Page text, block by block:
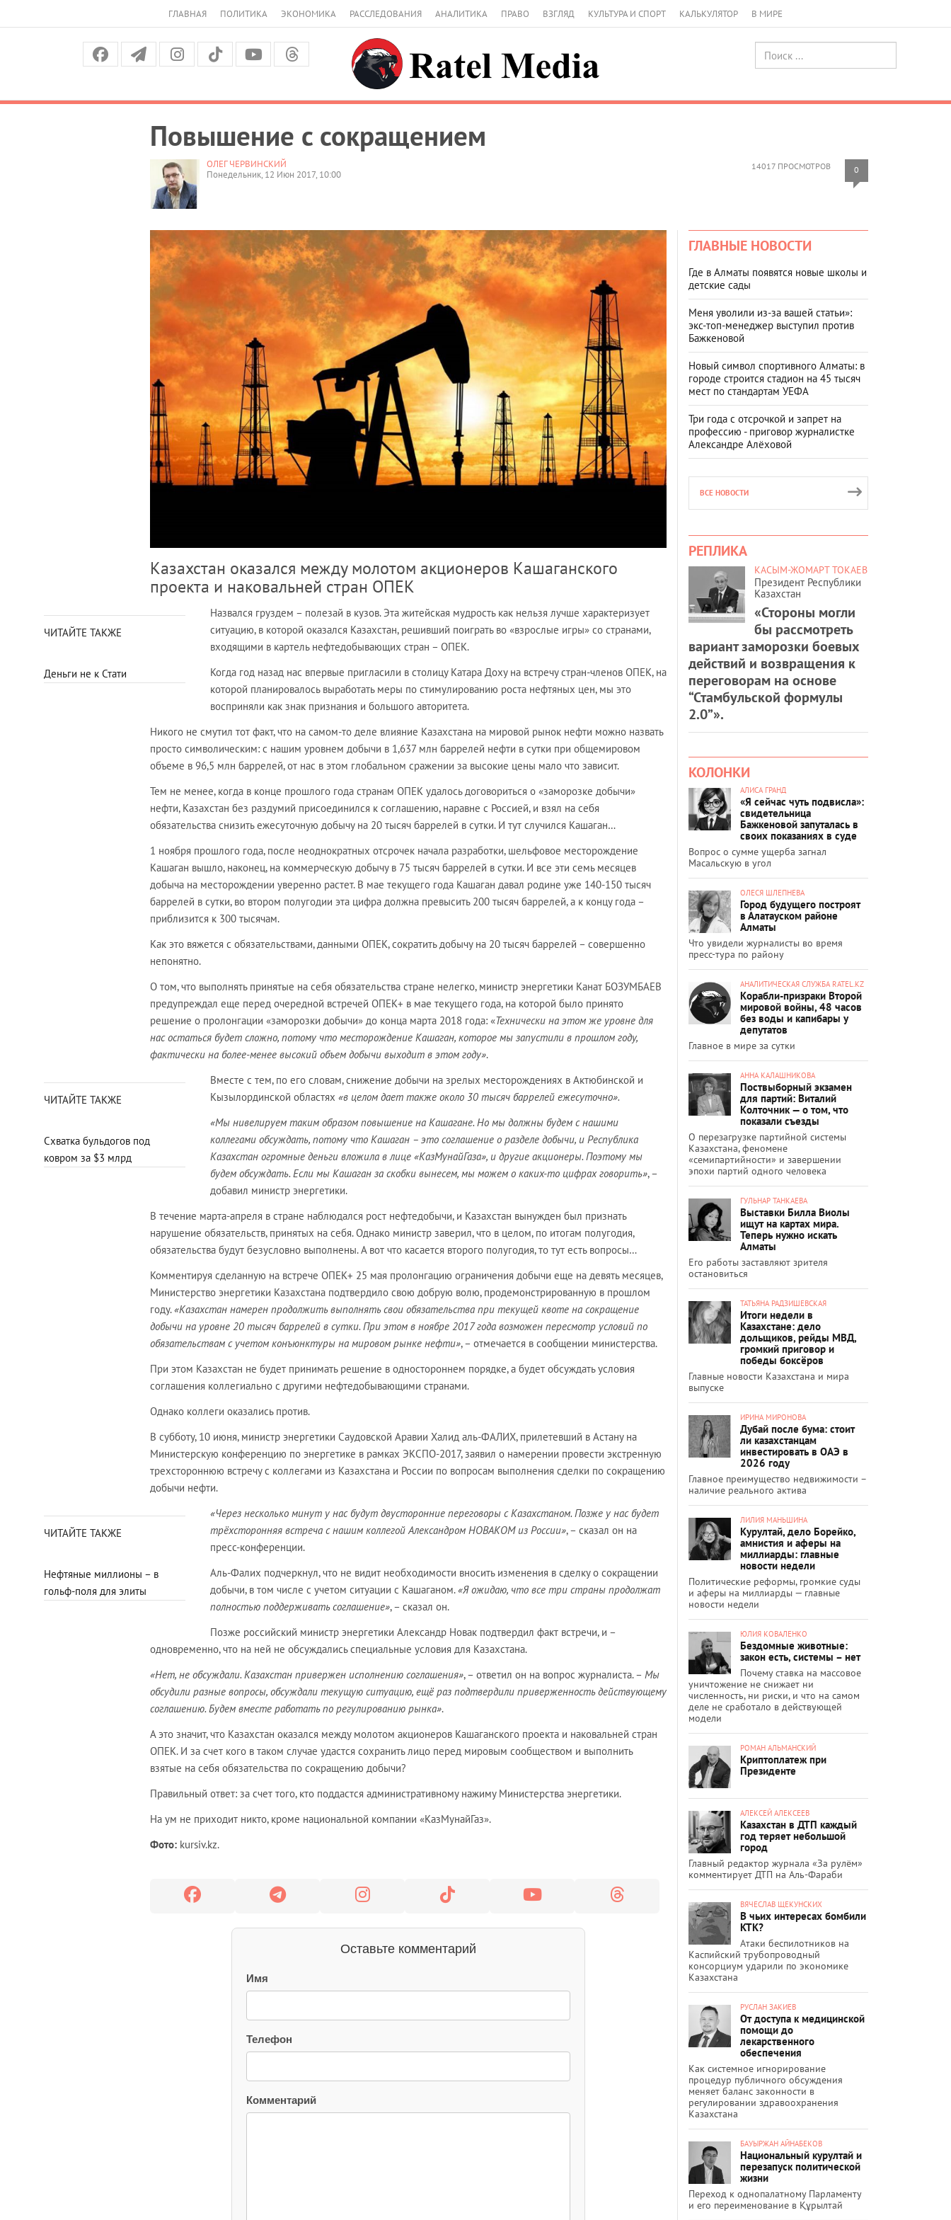
ГЛАВНАЯ ПОЛИТИКА ЭКОНОМИКА РАССЛЕДОВАНИЯ АНАЛИТИКА ПРАВО ВЗГЛЯД КУЛЬТУРА И СПОРТ КАЛЬКУЛЯТОР В МИРЕ
Повышение с сокращением
14017 ПРОСМОТРОВ 0
ОЛЕГ ЧЕРВИНСКИЙ
Понедельник, 12 Июн 2017, 10:00
Казахстан оказался между молотом акционеров Кашаганского
проекта и наковальней стран ОПЕК
ЧИТАЙТЕ ТАКЖЕ
Деньги не к Стати
Назвался груздем – полезай в кузов. Эта житейская мудрость как нельзя лучше характеризует
ситуацию, в которой оказался Казахстан, решивший поиграть во «взрослые игры» со странами,
входящими в картель нефтедобывающих стран – ОПЕК.
Когда год назад нас впервые пригласили в столицу Катара Доху на встречу стран-членов ОПЕК, на
которой планировалось выработать меры по стимулированию роста нефтяных цен, мы это
восприняли как знак признания и большого авторитета.
Никого не смутил тот факт, что на самом-то деле влияние Казахстана на мировой рынок нефти можно назвать
просто символическим: с нашим уровнем добычи в 1,637 млн баррелей нефти в сутки при общемировом
объеме в 96,5 млн баррелей, от нас в этом глобальном сражении за высокие цены мало что зависит.
Тем не менее, когда в конце прошлого года странам ОПЕК удалось договориться о «заморозке добычи»
нефти, Казахстан без раздумий присоединился к соглашению, наравне с Россией, и взял на себя
обязательства снизить ежесуточную добычу на 20 тысяч баррелей в сутки. И тут случился Кашаган…
1 ноября прошлого года, после неоднократных отсрочек начала разработки, шельфовое месторождение
Кашаган вышло, наконец, на коммерческую добычу в 75 тысяч баррелей в сутки. И все эти семь месяцев
добыча на месторождении уверенно растет. В мае текущего года Кашаган давал родине уже 140-150 тысяч
баррелей в сутки, во втором полугодии эта цифра должна превысить 200 тысяч баррелей, а к концу года –
приблизится к 300 тысячам.
Как это вяжется с обязательствами, данными ОПЕК, сократить добычу на 20 тысяч баррелей – совершенно
непонятно.
О том, что выполнять принятые на себя обязательства стране нелегко, министр энергетики Канат БОЗУМБАЕВ
предупреждал еще перед очередной встречей ОПЕК+ в мае текущего года, на которой было принято
решение о пролонгации «заморозки добычи» до конца марта 2018 года: «Технически на этом же уровне для
нас остаться будет сложно, потому что месторождение Кашаган, которое мы запустили в прошлом году,
фактически на более-менее высокий объем добычи выходит в этом году».
ЧИТАЙТЕ ТАКЖЕ
Схватка бульдогов под
ковром за $3 млрд
Вместе с тем, по его словам, снижение добычи на зрелых месторождениях в Актюбинской и
Кызылординской областях «в целом дает также около 30 тысяч баррелей ежесуточно».
«Мы нивелируем таким образом повышение на Кашагане. Но мы должны будем с нашими
коллегами обсуждать, потому что Кашаган – это соглашение о разделе добычи, и Республика
Казахстан огромные деньги вложила в лице «КазМунайГаза», и другие акционеры. Поэтому мы
будем обсуждать. Если мы Кашаган за скобки вынесем, мы можем о каких-то цифрах говорить», –
добавил министр энергетики.
В течение марта-апреля в стране наблюдался рост нефтедобычи, и Казахстан вынужден был признать
нарушение обязательств, принятых на себя. Однако министр заверил, что в целом, по итогам полугодия,
обязательства будут безусловно выполнены. А вот что касается второго полугодия, то тут есть вопросы…
Комментируя сделанную на встрече ОПЕК+ 25 мая пролонгацию ограничения добычи еще на девять месяцев,
Министерство энергетики Казахстана подтвердило свою добрую волю, продемонстрированную в прошлом
году.«Казахстан намерен продолжить выполнять свои обязательства при текущей квоте на сокращение
добычи на уровне 20 тысяч баррелей в сутки. При этом в ноябре 2017 года возможен пересмотр условий по
обязательствам с учетом конъюнктуры на мировом рынке нефти», – отмечается в сообщении министерства.
При этом Казахстан не будет принимать решение в одностороннем порядке, а будет обсуждать условия
соглашения коллегиально с другими нефтедобывающими странами.
Однако коллеги оказались против.
В субботу, 10 июня, министр энергетики Саудовской Аравии Халид аль-ФАЛИХ, прилетевший в Астану на
Министерскую конференцию по энергетике в рамках ЭКСПО-2017, заявил о намерении провести экстренную
трехстороннюю встречу с коллегами из Казахстана и России по вопросам выполнения сделки по сокращению
добычи нефти.
ЧИТАЙТЕ ТАКЖЕ
Нефтяные миллионы – в
гольф-поля для элиты
«Через несколько минут у нас будут двусторонние переговоры с Казахстаном. Позже у нас будет
трёхсторонняя встреча с нашим коллегой Александром НОВАКОМ из России», – сказал он на
пресс-конференции.
Аль-Фалих подчеркнул, что не видит необходимости вносить изменения в сделку о сокращении
добычи, в том числе с учетом ситуации с Кашаганом.«Я ожидаю, что все три страны продолжат
полностью поддерживать соглашение», – сказал он.
Позже российский министр энергетики Александр Новак подтвердил факт встречи, и –
одновременно, что на ней не обсуждались специальные условия для Казахстана.
«Нет, не обсуждали. Казахстан привержен исполнению соглашения», – ответил он на вопрос журналиста. – Мы
обсудили разные вопросы, обсуждали текущую ситуацию, ещё раз подтвердили приверженность действующему
соглашению. Будем вместе работать по регулированию рынка».
А это значит, что Казахстан оказался между молотом акционеров Кашаганского проекта и наковальней стран
ОПЕК. И за счет кого в таком случае удастся сохранить лицо перед мировым сообществом и выполнить
взятые на себя обязательства по сокращению добычи?
Правильный ответ: за счет того, кто поддастся административному нажиму Министерства энергетики.
На ум не приходит никто, кроме национальной компании «КазМунайГаз».
Фото: kursiv.kz.
Оставьте комментарий
Имя
Телефон
Комментарий
ГЛАВНЫЕ НОВОСТИ
Где в Алматы появятся новые школы и
детские сады
Меня уволили из-за вашей статьи»:
экс-топ-менеджер выступил против
Бажкеновой
Новый символ спортивного Алматы: в
городе строится стадион на 45 тысяч
мест по стандартам УЕФА
Три года с отсрочкой и запрет на
профессию - приговор журналистке
Александре Алёховой
ВСЕ НОВОСТИ
РЕПЛИКА
КАСЫМ-ЖОМАРТ ТОКАЕВ
Президент Республики
Казахстан
«Стороны могли
бы рассмотреть
вариант заморозки боевых
действий и возвращения к
переговорам на основе
“Стамбульской формулы
2.0”».
КОЛОНКИ
АЛИСА ГРАНД
«Я сейчас чуть подвисла»:
свидетельница
Бажкеновой запуталась в
своих показаниях в суде
Вопрос о сумме ущерба загнал
Масальскую в угол
ОЛЕСЯ ШЛЕПНЕВА
Город будущего построят
в Алатауском районе
Алматы
Что увидели журналисты во время
пресс-тура по району
АНАЛИТИЧЕСКАЯ СЛУЖБА RATEL.KZ
Корабли-призраки Второй
мировой войны, 48 часов
без воды и капибары у
депутатов
Главное в мире за сутки
АННА КАЛАШНИКОВА
Поствыборный экзамен
для партий: Виталий
Колточник — о том, что
показали съезды
О перезагрузке партийной системы
Казахстана, феномене
«семипартийности» и завершении
эпохи партий одного человека
ГУЛЬНАР ТАНКАЕВА
Выставки Билла Виолы
ищут на картах мира.
Теперь нужно искать
Алматы
Его работы заставляют зрителя
остановиться
ТАТЬЯНА РАДЗИШЕВСКАЯ
Итоги недели в
Казахстане: дело
дольщиков, рейды МВД,
громкий приговор и
победы боксёров
Главные новости Казахстана и мира
выпуске
ИРИНА МИРОНОВА
Дубай после бума: стоит
ли казахстанцам
инвестировать в ОАЭ в
2026 году
Главное преимущество недвижимости –
наличие реального актива
ЛИЛИЯ МАНЬШИНА
Курултай, дело Борейко,
амнистия и аферы на
миллиарды: главные
новости недели
Политические реформы, громкие суды
и аферы на миллиарды — главные
новости недели
ЮЛИЯ КОВАЛЕНКО
Бездомные животные:
закон есть, системы – нет
Почему ставка на массовое
уничтожение не снижает ни
численность, ни риски, и что на самом
деле не сработало в действующей
модели
РОМАН АЛЬМАНСКИЙ
Криптоплатеж при
Президенте
АЛЕКСЕЙ АЛЕКСЕЕВ
Казахстан в ДТП каждый
год теряет небольшой
город
Главный редактор журнала «За рулём»
комментирует ДТП на Аль-Фараби
ВЯЧЕСЛАВ ЩЕКУНСКИХ
В чьих интересах бомбили
КТК?
Атаки беспилотников на
Каспийский трубопроводный
консорциум ударили по экономике
Казахстана
РУСЛАН ЗАКИЕВ
От доступа к медицинской
помощи до
лекарственного
обеспечения
Как системное игнорирование
процедур публичного обсуждения
меняет баланс законности в
регулировании здравоохранения
Казахстана
БАУЫРЖАН АЙНАБЕКОВ
Национальный курултай и
перезапуск политической
жизни
Переход к однопалатному Парламенту
и его переименование в Құрылтай